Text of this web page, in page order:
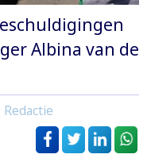
Albina van de